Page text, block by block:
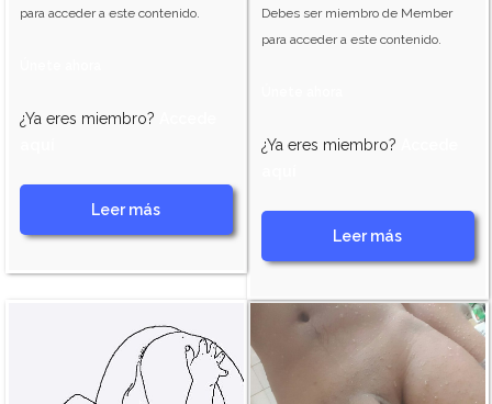
para acceder a este contenido.
¿Ya eres miembro?
Leer más
Debes ser miembro de Member
para acceder a este contenido.
¿Ya eres miembro?
Leer más